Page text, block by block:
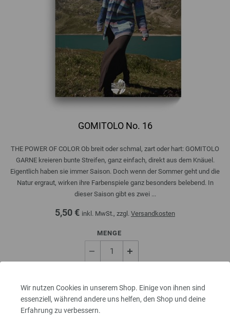
Wir nutzen Cookies in unserem Shop. Einige von ihnen sind
essenziell, während andere uns helfen, den Shop und deine
Erfahrung zu verbessern.
GOMITOLO No. 16
THE POWER OF COLOR Ob breit oder schmal, zart oder hart: GOMITOLO
GARNE kreieren bunte Streifen, ganz einfach, direkt aus dem Knäuel.
Eigentlich haben sie immer Saison. Doch wenn der Sommer geht und die
Natur ergraut, wirken ihre Farbenspiele ganz besonders belebend. In
dieser Saison gibt es zwei ...
5,50 € inkl. MwSt., zzgl. Versandkosten
MENGE
Auf meine Wunschliste